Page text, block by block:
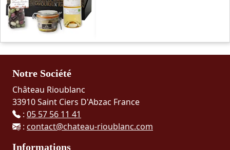
Notre Société
Château Rioublanc
33910 Saint Ciers D'Abzac France
: 05 57 56 11 41
: contact@chateau-rioublanc.com
Informations